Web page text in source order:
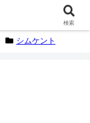
）してます
シムケント
検索